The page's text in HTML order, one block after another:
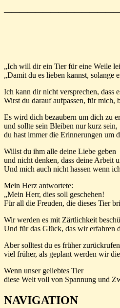
„Ich will dir ein Tier für eine Weile
„Damit du es lieben kannst, solange
Ich kann dir nicht versprechen, dass
Wirst du darauf aufpassen, für mich,
Es wird dich bezaubern um dich zu
und sollte sein Bleiben nur kurz sein,
du hast immer die Erinnerungen um
Willst du ihm alle deine Liebe geben
und nicht denken, dass deine Arbeit
Und mich auch nicht hassen wenn
Mein Herz antwortete:
„Mein Herr, dies soll geschehen!
Für all die Freuden, die dieses Tier
Wir werden es mit Zärtlichkeit
Und für das Glück, das wir erfahren
Aber solltest du es früher
viel früher, als geplant werden wir
Wenn unser geliebtes Tier
diese Welt voll von Spannung und
NAVIGATION